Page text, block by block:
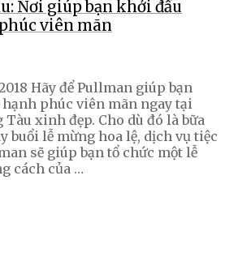
Nơi giúp bạn khởi đầu
viên mãn
Hãy để Pullman giúp bạn
phúc viên mãn ngay tại
xinh đẹp. Cho dù đó là bữa
buổi lễ mừng hoa lệ, dịch vụ tiệc
sẽ giúp bạn tổ chức một lễ
cách của …